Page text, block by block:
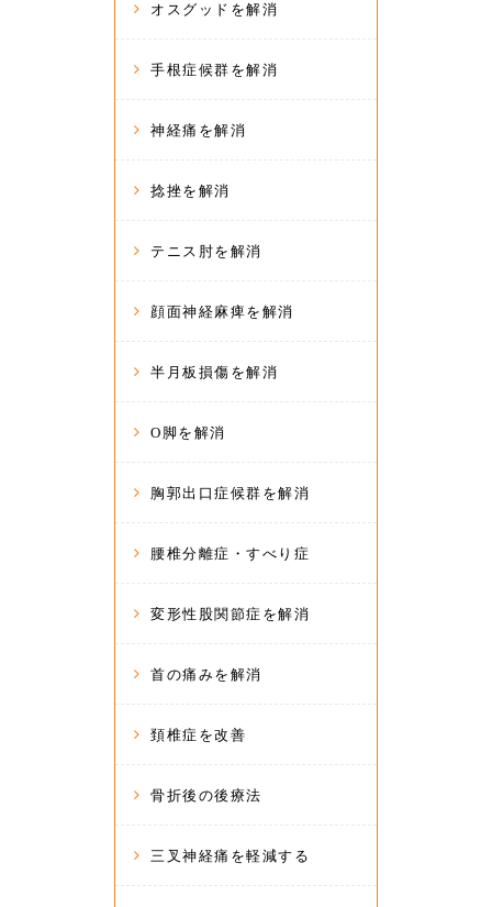
オスグッドを解消
手根症候群を解消
神経痛を解消
捻挫を解消
テニス肘を解消
顔面神経麻痺を解消
半月板損傷を解消
O脚を解消
胸郭出口症候群を解消
腰椎分離症・すべり症
変形性股関節症を解消
首の痛みを解消
頚椎症を改善
骨折後の後療法
三叉神経痛を軽減する